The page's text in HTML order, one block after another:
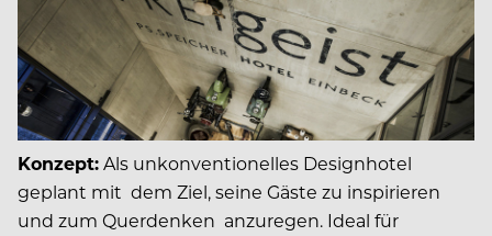
Konzept:Als unkonventionelles Designhotel
geplant mit dem Ziel, seine Gäste zu inspirieren
und zum Querdenken anzuregen. Ideal für